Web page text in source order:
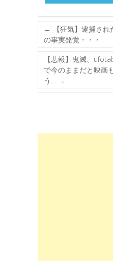
←
【狂気】逮捕さ
の事実発覚・・・
【悲報】鬼滅、
で今のままだと映画
う… →